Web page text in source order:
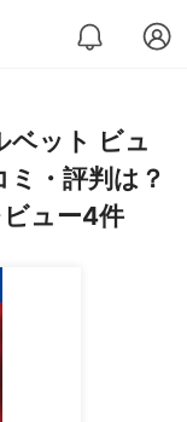
ベット ビュ
・評判は？
ュー4件